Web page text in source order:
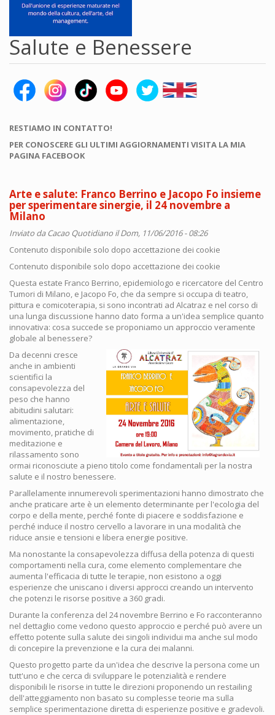
Salute e Benessere
RESTIAMO IN CONTATTO!
PER CONOSCERE GLI ULTIMI AGGIORNAMENTI VISITA LA MIA
PAGINA FACEBOOK
Arte e salute: Franco Berrino e Jacopo Fo insieme
per sperimentare sinergie, il 24 novembre a
Milano
Inviato daCacao Quotidiano il Dom, 11/06/2016 - 08:26
Contenuto disponibile solo dopo accettazione dei cookie
Contenuto disponibile solo dopo accettazione dei cookie
Questa estate Franco Berrino, epidemiologo e ricercatore del Centro
Tumori di Milano, e Jacopo Fo, che da sempre si occupa di teatro,
pittura e comicoterapia, si sono incontrati ad Alcatraz e nel corso di
una lunga discussione hanno dato forma a un'idea semplice quanto
innovativa: cosa succede se proponiamo un approccio veramente
globale al benessere?
Da decenni cresce
anche in ambienti
scientifici la
consapevolezza del
peso che hanno
abitudini salutari:
alimentazione,
movimento, pratiche di
meditazione e
rilassamento sono
ormai riconosciute a pieno titolo come fondamentali per la nostra
salute e il nostro benessere.
Parallelamente innumerevoli sperimentazioni hanno dimostrato che
anche praticare arte è un elemento determinante per l'ecologia del
corpo e della mente, perché fonte di piacere e soddisfazione e
perché induce il nostro cervello a lavorare in una modalità che
riduce ansie e tensioni e libera energie positive.
Ma nonostante la consapevolezza diffusa della potenza di questi
comportamenti nella cura, come elemento complementare che
aumenta l'efficacia di tutte le terapie, non esistono a oggi
esperienze che uniscano i diversi approcci creando un intervento
che potenzi le risorse positive a 360 gradi.
Durante la conferenza del 24 novembre Berrino e Fo racconteranno
nel dettaglio come vedono questo approccio e perché può avere un
effetto potente sulla salute dei singoli individui ma anche sul modo
di concepire la prevenzione e la cura dei malanni.
Questo progetto parte da un'idea che descrive la persona come un
tutt'uno e che cerca di sviluppare le potenzialità e rendere
disponibili le risorse in tutte le direzioni proponendo un restailing
dell'atteggiamento non basato su complesse teorie ma sulla
semplice sperimentazione diretta di esperienze positive e gradevoli.